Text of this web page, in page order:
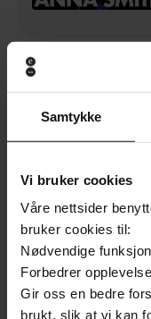
Samtykke
Vi bruker cookies
Våre nettsider
bruker cookies til:
Nødvendige
Forbedrer
Gir oss en bedre
brukt, slik at vi kan